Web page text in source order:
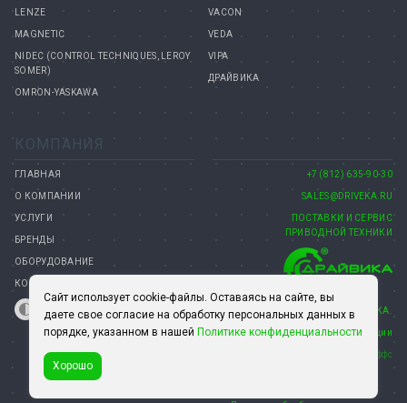
КОМПАНИЯ
ГЛАВНАЯ
О КОМПАНИИ
УСЛУГИ
БРЕНДЫ
ОБОРУДОВАНИЕ
КОНТАКТЫ
LENZE
MAGNETIC
NIDEC (CONTROL TECHNIQUES, LEROY
SOMER)
OMRON-YASKAWA
VACON
VEDA
VIPA
ДРАЙВИКА
+7 (812) 635-90-30
SALES@DRIVEKA.RU
ПОСТАВКИ И СЕРВИС
ПРИВОДНОЙ ТЕХНИКИ
© 2008–2026 КОМПАНИЯ ДРАЙВИКА.
15 лет на рынке автоматизации
Создание сайта— Петроффс
Сайт использует cookie-файлы. Оставаясь на сайте, вы
даете свое согласие на обработку персональных данных в
порядке, указанном в нашей Политике конфиденциальности
Хорошо